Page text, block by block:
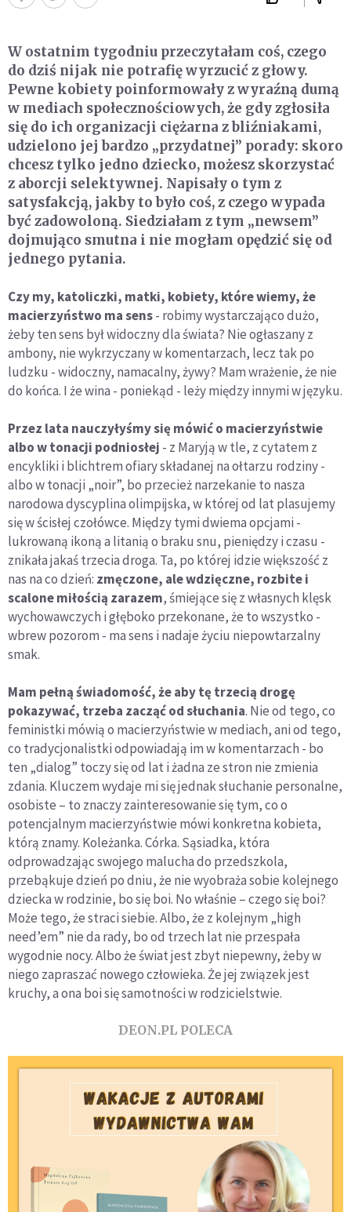
W ostatnim tygodniu przeczytałam coś, czego
do dziś nijak nie potrafię wyrzucić z głowy.
Pewne kobiety poinformowały z wyraźną dumą
w mediach społecznościowych, że gdy zgłosiła
się do ich organizacji ciężarna z bliźniakami,
udzielono jej bardzo „przydatnej” porady: skoro
chcesz tylko jedno dziecko, możesz skorzystać
z aborcji selektywnej. Napisały o tym z
satysfakcją, jakby to było coś, z czego wypada
być zadowoloną. Siedziałam z tym „newsem”
dojmująco smutna i nie mogłam opędzić się od
jednego pytania.
Czy my, katoliczki, matki, kobiety, które wiemy, że
macierzyństwo ma sens- robimy wystarczająco dużo,
żeby ten sens był widoczny dla świata? Nie ogłaszany z
ambony, nie wykrzyczany w komentarzach, lecz tak po
ludzku - widoczny, namacalny, żywy? Mam wrażenie, że nie
do końca. I że wina - poniekąd - leży między innymi w języku.
Przez lata nauczyłyśmy się mówić o macierzyństwie
albo w tonacji podniosłej - z Maryją w tle, z cytatem z
encykliki i blichtrem ofiary składanej na ołtarzu rodziny -
albo w tonacji „noir”, bo przecież narzekanie to nasza
narodowa dyscyplina olimpijska, w której od lat plasujemy
się w ścisłej czołówce. Między tymi dwiema opcjami -
lukrowaną ikoną a litanią o braku snu, pieniędzy i czasu -
znikała jakaś trzecia droga. Ta, po której idzie większość z
nas na co dzień: zmęczone, ale wdzięczne, rozbite i
scalone miłością zarazem, śmiejące się z własnych klęsk
wychowawczych i głęboko przekonane, że to wszystko -
wbrew pozorom - ma sens i nadaje życiu niepowtarzalny
smak.
Mam pełną świadomość, że aby tę trzecią drogę
pokazywać, trzeba zacząć od słuchania. Nie od tego, co
feministki mówią o macierzyństwie w mediach, ani od tego,
co tradycjonalistki odpowiadają im w komentarzach - bo
ten „dialog” toczy się od lat i żadna ze stron nie zmienia
zdania. Kluczem wydaje mi się jednak słuchanie personalne,
osobiste – to znaczy zainteresowanie się tym, co o
potencjalnym macierzyństwie mówi konkretna kobieta,
którą znamy. Koleżanka. Córka. Sąsiadka, która
odprowadzając swojego malucha do przedszkola,
przebąkuje dzień po dniu, że nie wyobraża sobie kolejnego
dziecka w rodzinie, bo się boi. No właśnie – czego się boi?
Może tego, że straci siebie. Albo, że z kolejnym „high
need’em” nie da rady, bo od trzech lat nie przespała
wygodnie nocy. Albo że świat jest zbyt niepewny, żeby w
niego zapraszać nowego człowieka. Że jej związek jest
kruchy, a ona boi się samotności w rodzicielstwie.
DEON.PL POLECA